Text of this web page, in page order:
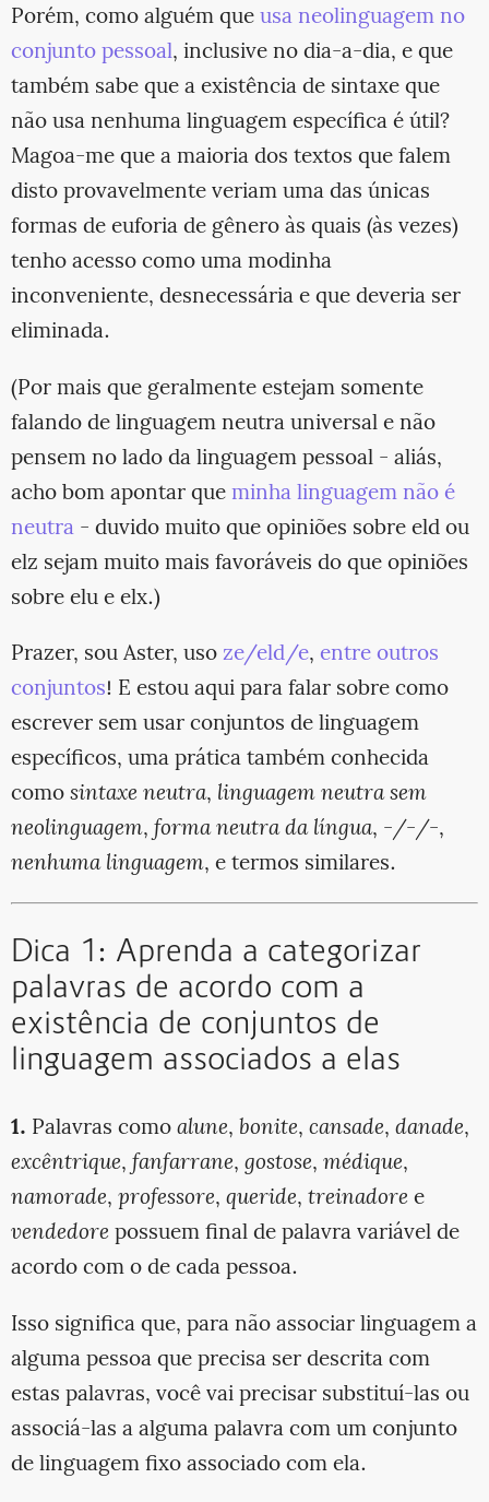
Porém, como alguém queusa neolinguagem no
conjunto pessoal, inclusive no dia-a-dia, e que
também sabe que a existência de sintaxe que
não usa nenhuma linguagem específica é útil?
Magoa-me que a maioria dos textos que falem
disto provavelmente veriam uma das únicas
formas de euforia de gênero às quais (às vezes)
tenho acesso como uma modinha
inconveniente, desnecessária e que deveria ser
eliminada.
(Por mais que geralmente estejam somente
falando de linguagem neutra universal e não
pensem no lado da linguagem pessoal - aliás,
acho bom apontar queminha linguagem não é
neutra- duvido muito que opiniões sobre eld ou
elz sejam muito mais favoráveis do que opiniões
sobre elu e elx.)
Prazer, sou Aster, usoze/eld/e, entre outros
conjuntos! E estou aqui para falar sobre como
escrever sem usar conjuntos de linguagem
específicos, uma prática também conhecida
comosintaxe neutra, linguagem neutra sem
neolinguagem, forma neutra da língua, -/-/-,
nenhuma linguagem, e termos similares.
Dica 1: Aprenda a categorizar
palavras de acordo com a
existência de conjuntos de
linguagem associados a elas
1. Palavras comoalune, bonite, cansade, danade,
excêntrique,fanfarrane, gostose, médique,
namorade, professore, queride, treinadoree
vendedorepossuem final de palavra variável de
acordo com o de cada pessoa.
Isso significa que, para não associar linguagem a
alguma pessoa que precisa ser descrita com
estas palavras, você vai precisar substituí-las ou
associá-las a alguma palavra com um conjunto
de linguagem fixo associado com ela.